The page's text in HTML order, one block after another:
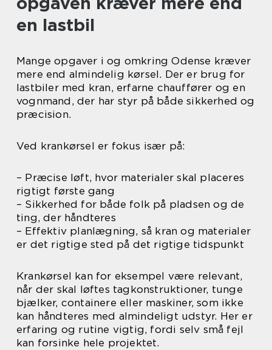
en lastbil
Mange opgaver i og omkring Odense kræver
mere end almindelig kørsel. Der er brug for
lastbiler med kran, erfarne chauffører og en
vognmand, der har styr på både sikkerhed og
præcision.
Ved krankørsel er fokus især på:
– Præcise løft, hvor materialer skal placeres
rigtigt første gang
– Sikkerhed for både folk på pladsen og de
ting, der håndteres
– Effektiv planlægning, så kran og materialer
er det rigtige sted på det rigtige tidspunkt
Krankørsel kan for eksempel være relevant,
når der skal løftes tagkonstruktioner, tunge
bjælker, containere eller maskiner, som ikke
kan håndteres med almindeligt udstyr. Her er
erfaring og rutine vigtig, fordi selv små fejl
kan forsinke hele projektet.